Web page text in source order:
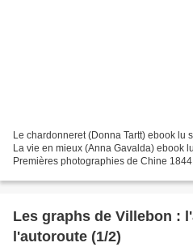
Le chardonneret (Donna Tartt) ebook lu
La vie en mieux (Anna Gavalda) ebook
Premières photographies de Chine
Les graphs de Villebon :
l'autoroute (1/2)